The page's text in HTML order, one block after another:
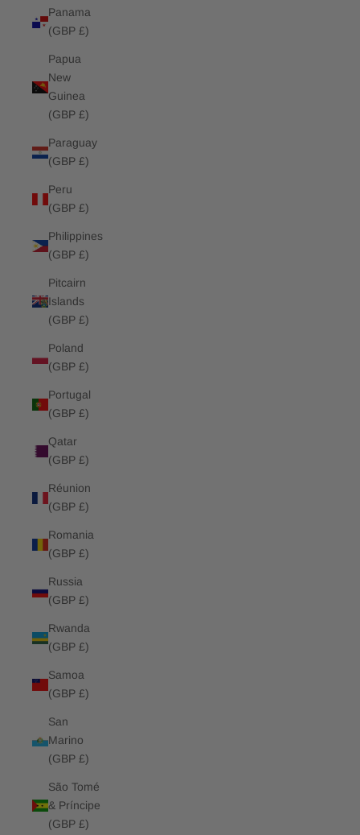
Panama
(GBP £)
Papua
New
Guinea
(GBP £)
Paraguay
(GBP £)
Peru
(GBP £)
Philippines
(GBP £)
Pitcairn
Islands
(GBP £)
Poland
(GBP £)
Portugal
(GBP £)
Qatar
(GBP £)
Réunion
(GBP £)
Romania
(GBP £)
Russia
(GBP £)
Rwanda
(GBP £)
Samoa
(GBP £)
San
Marino
(GBP £)
São Tomé
& Príncipe
(GBP £)